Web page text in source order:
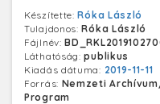
Készítette:Róka László
Tulajdonos:Róka László
Fájlnév:
Láthatóság:publikus
Kiadás dátuma: 2019-11-11
Forrás: Nemzeti
Program